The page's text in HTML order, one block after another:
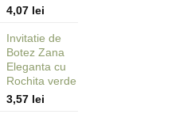
4,07 lei
Invitatie de
Botez Zana
Eleganta cu
Rochita verde
3,57 lei